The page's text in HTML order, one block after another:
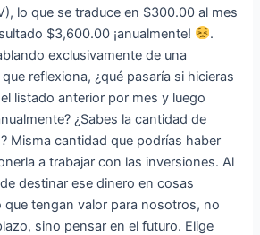
lo que se traduce en $300.00 al mes
$3,600.00 ¡anualmente!
.
exclusivamente de una
reflexiona, ¿qué pasaría si hicieras
listado anterior por mes y luego
¿Sabes la cantidad de
Misma cantidad que podrías haber
a trabajar con las inversiones. Al
destinar ese dinero en cosas
que tengan valor para nosotros, no
sino pensar en el futuro. Elige